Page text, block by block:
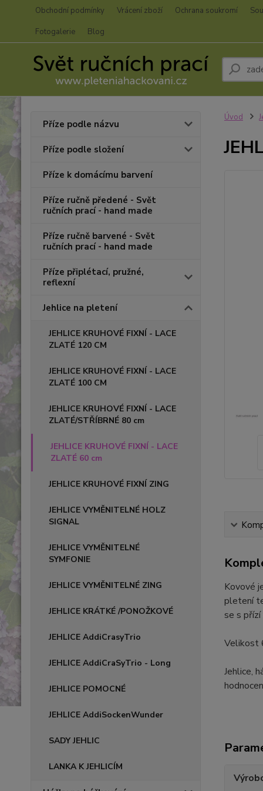
Obchodní podmínky Vrácení zboží Ochrana soukromí
Fotogalerie
Blog
Příze podle názvu
Příze podle složení
Příze k domácímu barvení
Příze ručně předené - Svět
ručních prací - hand made
Příze ručně barvené - Svět
ručních prací - hand made
Příze připlétací, pružné,
reflexní
Jehlice na pletení
JEHLICE KRUHOVÉ FIXNÍ - LACE
ZLATÉ 120 CM
JEHLICE KRUHOVÉ FIXNÍ - LACE
ZLATÉ 100 CM
JEHLICE KRUHOVÉ FIXNÍ - LACE
ZLATÉ/STŘÍBRNÉ 80 cm
JEHLICE KRUHOVÉ FIXNÍ - LACE
ZLATÉ 60 cm
JEHLICE KRUHOVÉ FIXNÍ ZING
JEHLICE VYMĚNITELNÉ HOLZ
SIGNAL
JEHLICE VYMĚNITELNÉ
SYMFONIE
JEHLICE VYMĚNITELNÉ ZING
JEHLICE KRÁTKÉ /PONOŽKOVÉ
JEHLICE AddiCrasyTrio
JEHLICE AddiCraSyTrio - Long
JEHLICE POMOCNÉ
JEHLICE AddiSockenWunder
SADY JEHLIC
LANKA K JEHLICÍM
Úvod
Kovové
pletení
se s přízí
Velikost
Jehlice,